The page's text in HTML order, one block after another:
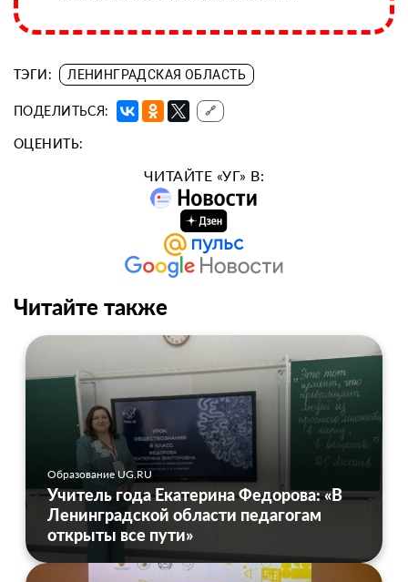
ТЭГИ: ЛЕНИНГРАДСКАЯ ОБЛАСТЬ
ПОДЕЛИТЬСЯ: 🔗
ОЦЕНИТЬ:
ЧИТАЙТЕ «УГ» В:
Читайте также
Образование UG.RU
Учитель года Екатерина Федорова: «В
Ленинградской области педагогам
открыты все пути»